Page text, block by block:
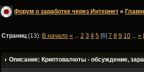
Форум о заработке через Интернет »
Страниц(13): В начало « ... 2 3 4 5 [6] 7 8 9 10 ... »
Описание: Криптовалюты - обсуждение,